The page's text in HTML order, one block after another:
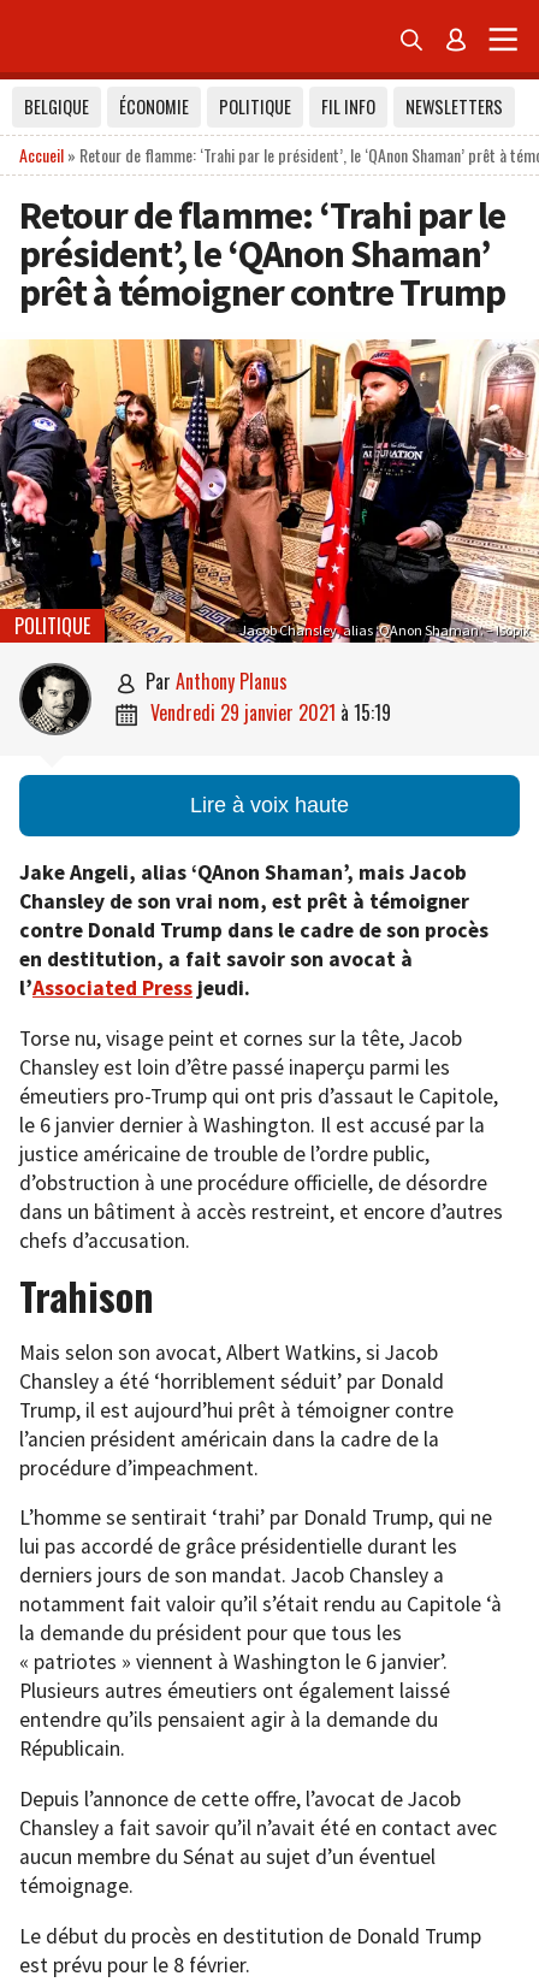
 
BELGIQUE ÉCONOMIE POLITIQUE FIL INFO
NEWSLETTERS
Accueil» Retour de flamme: ‘Trahi par le président’, le ‘QAnon Shaman’ prêt à
Retour de flamme: ‘Trahi par le
président’, le ‘QAnon Shaman’
prêt à témoigner contre Trump
Jacob Chansley, alias ‘QAnon Shaman’. – Isopix
POLITIQUE
 par Anthony Planus
 vendredi 29 janvier 2021 à 15:19
Lire à voix haute
Jake Angeli, alias ‘QAnon Shaman’, mais Jacob
Chansley de son vrai nom, est prêt à témoigner
contre Donald Trump dans le cadre de son procès
en destitution, a fait savoir son avocat à
l’Associated Press jeudi.
Torse nu, visage peint et cornes sur la tête, Jacob
Chansley est loin d’être passé inaperçu parmi les
émeutiers pro-Trump qui ont pris d’assaut le Capitole,
le 6 janvier dernier à Washington. Il est accusé par la
justice américaine de trouble de l’ordre public,
d’obstruction à une procédure officielle, de désordre
dans un bâtiment à accès restreint, et encore d’autres
chefs d’accusation.
Trahison
Mais selon son avocat, Albert Watkins, si Jacob
Chansley a été ‘horriblement séduit’ par Donald
Trump, il est aujourd’hui prêt à témoigner contre
l’ancien président américain dans la cadre de la
procédure d’impeachment.
L’homme se sentirait ‘trahi’ par Donald Trump, qui ne
lui pas accordé de grâce présidentielle durant les
derniers jours de son mandat. Jacob Chansley a
notamment fait valoir qu’il s’était rendu au Capitole ‘à
la demande du président pour que tous les
« patriotes » viennent à Washington le 6 janvier’.
Plusieurs autres émeutiers ont également laissé
entendre qu’ils pensaient agir à la demande du
Républicain.
Depuis l’annonce de cette offre, l’avocat de Jacob
Chansley a fait savoir qu’il n’avait été en contact avec
aucun membre du Sénat au sujet d’un éventuel
témoignage.
Le début du procès en destitution de Donald Trump
est prévu pour le 8 février.